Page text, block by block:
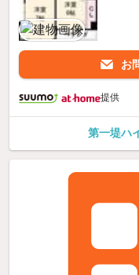
お
提供
第一堤ハ